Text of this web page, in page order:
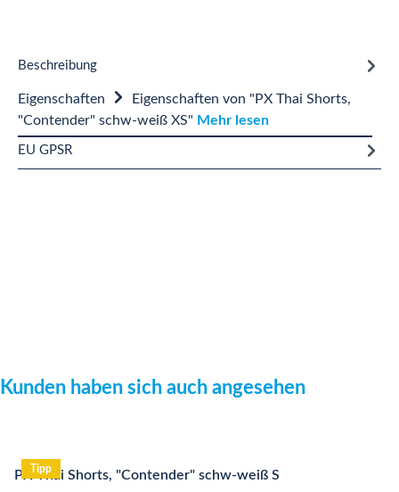
Beschreibung
Eigenschaften
Eigenschaften von "PX Thai Shorts,
"Contender" schw-weiß XS" Mehr lesen
EU GPSR
Produktgalerie überspringen
Kunden haben sich auch angesehen
Tipp
PX Thai Shorts, "Contender" schw-weiß S